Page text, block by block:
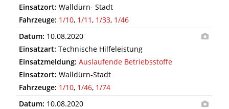
Einsatzort: Walldürn- Stadt
Fahrzeuge: 1/10, 1/11, 1/33, 1/46
Datum: 10.08.2020
Einsatzart: Technische Hilfeleistung
Einsatzmeldung: Auslaufende Betriebsstoffe
Einsatzort: Walldürn-Stadt
Fahrzeuge: 1/10, 1/46, 1/74
Datum: 10.08.2020